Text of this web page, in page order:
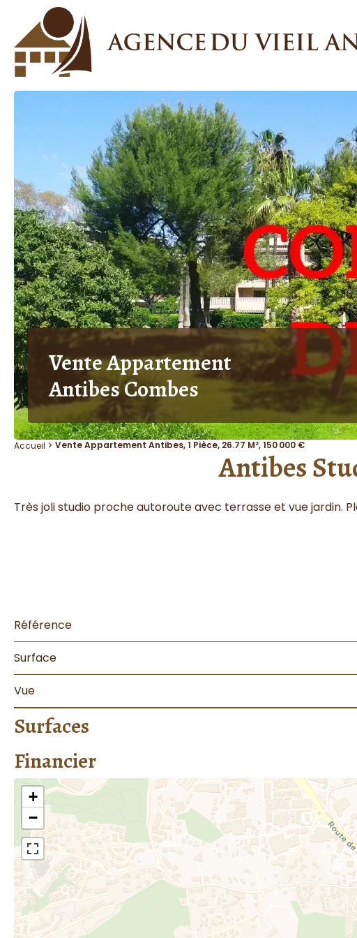
Vente Appartement
Antibes Combes
Accueil Vente Appartement Antibes, 1 Pièce, 26.77 M², 150 000 €
Antibes
Très joli studio proche autoroute avec terrasse et vue jardin.
Référence
Surface
Vue
Surfaces
Financier
+
−